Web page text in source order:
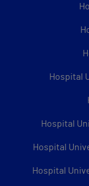
Hospital
Hospital
Hospital
Hospital